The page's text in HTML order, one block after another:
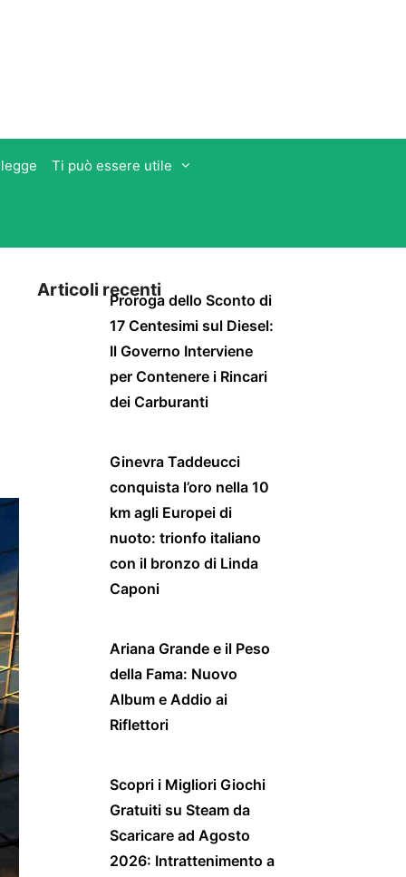
Ti può essere utile
Articoli recentiProroga dello Sconto di
17 Centesimi sul Diesel:
Il Governo Interviene
per Contenere i Rincari
dei Carburanti
Ginevra Taddeucci
conquista l’oro nella 10
km agli Europei di
nuoto: trionfo italiano
con il bronzo di Linda
Caponi
Ariana Grande e il Peso
della Fama: Nuovo
Album e Addio ai
Riflettori
Scopri i Migliori Giochi
Gratuiti su Steam da
Scaricare ad Agosto
2026: Intrattenimento a